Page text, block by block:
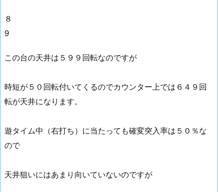
８
9
この台の天井は５９９回転なのですが
時短が５０回転付いてくるのでカウンター上では６４９回
転が天井になります。
遊タイム中（右打ち）に当たっても確変突入率は５０％な
ので
天井狙いにはあまり向いていないのですが